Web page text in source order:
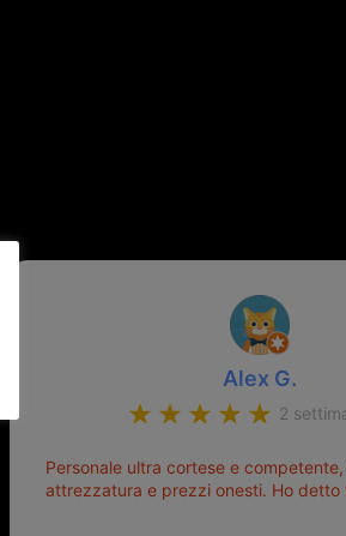
Alex G.
2
Personale ultra cortese e
attrezzatura e prezzi onesti. Ho detto